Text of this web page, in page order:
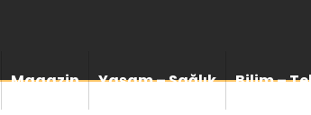
Magazin Yaşam – Sağlık Bilim –